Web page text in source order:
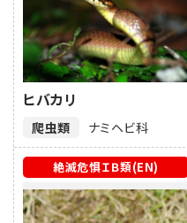
爬虫類
ヒバカリ
ナミヘビ科
絶滅危惧ＩＢ類(EN)